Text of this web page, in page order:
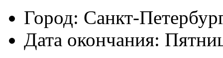
Город: Санкт-
Дата окончания: